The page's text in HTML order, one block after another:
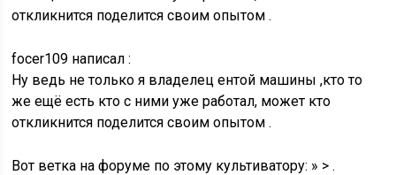
откликнится поделится своим опытом .
focer109 написал :
Ну ведь не только я владелец ентой машины ,кто то
же ещё есть кто с ними уже работал, может кто
откликнится поделится своим опытом .
Вот ветка на форуме по этому культиватору: » > .